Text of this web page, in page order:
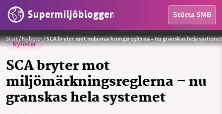
Supermiljöbloggen Stötta SMB
Start/Nyheter/SCA bryter mot miljömärkningsreglerna – nu granskas hela systemet
Nyheter
SCA bryter mot
miljömärkningsreglerna – nu
granskas hela systemet
Foto: Alva Danielsson